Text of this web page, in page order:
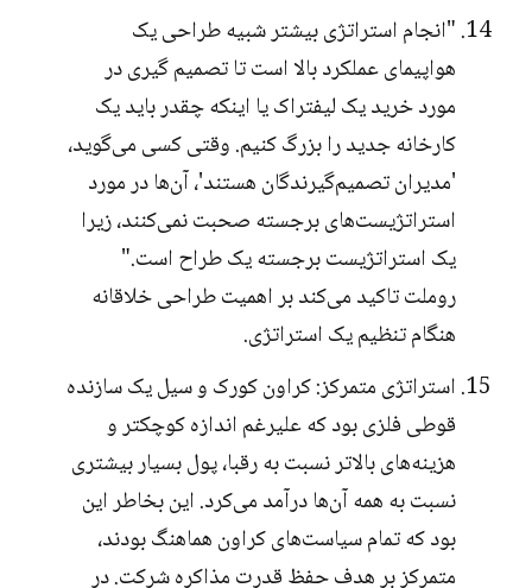
"انجام استراتژی بیشتر شبیه طراحی یک
هواپیمای عملکرد بالا است تا تصمیم گیری در
مورد خرید یک لیفتراک یا اینکه چقدر باید یک
کارخانه جدید را بزرگ کنیم. وقتی کسی می‌گوید،
'مدیران تصمیم‌گیرندگان هستند'، آن‌ها در مورد
استراتژیست‌های برجسته صحبت نمی‌کنند، زیرا
یک استراتژیست برجسته یک طراح است."
روملت تاکید می‌کند بر اهمیت طراحی خلاقانه
هنگام تنظیم یک استراتژی.
استراتژی متمرکز: کراون کورک و سیل یک سازنده
قوطی فلزی بود که علیرغم اندازه کوچکتر و
هزینه‌های بالاتر نسبت به رقبا، پول بسیار بیشتری
نسبت به همه آن‌ها درآمد می‌کرد. این بخاطر این
بود که تمام سیاست‌های کراون هماهنگ بودند،
متمرکز بر هدف حفظ قدرت مذاکره شرکت. در